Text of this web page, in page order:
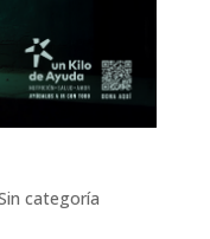
categoría